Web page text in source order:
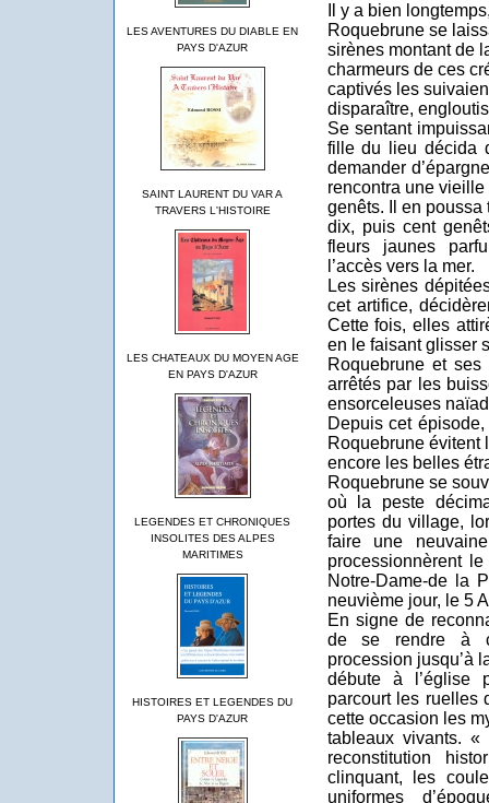
LES AVENTURES DU DIABLE EN
PAYS D'AZUR
SAINT LAURENT DU VAR A
TRAVERS L'HISTOIRE
LES CHATEAUX DU MOYEN AGE
EN PAYS D'AZUR
LEGENDES ET CHRONIQUES
INSOLITES DES ALPES
MARITIMES
HISTOIRES ET LEGENDES DU
PAYS D'AZUR
Il y a bien
Roquebrune se
sirènes montant de
charmeurs de ces
captivés les
disparaître,
Se sentant
fille du lieu décida
demander
rencontra une
genêts. Il en
dix, puis cent
fleurs jaunes
l’accès vers la mer.
Les sirènes
cet artifice,
Cette fois, elles
en le faisant glisser
Roquebrune et ses
arrêtés par les
ensorceleuses
Depuis cet
Roquebrune évitent
encore les belles
Roquebrune se
où la peste
portes du village,
faire une
processionnèrent
Notre-Dame-de la
neuvième jour, le 5
En signe de
de se rendre à
procession jusqu’à
débute à l’église
parcourt les ruelles
cette occasion les
tableaux vivants. «
reconstitution
clinquant, les
uniformes